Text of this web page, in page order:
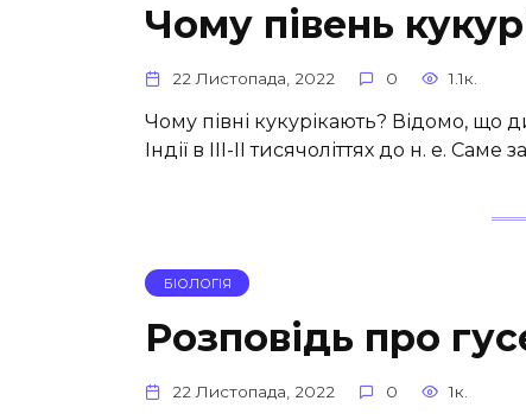
Чому півень
22 Листопада, 2022 0 1.1к.
Чому півні кукурікають? Відомо, що
Індії в III-II тисячоліттях до н. е.
БІОЛОГІЯ
Розповідь про
22 Листопада, 2022 0 1к.